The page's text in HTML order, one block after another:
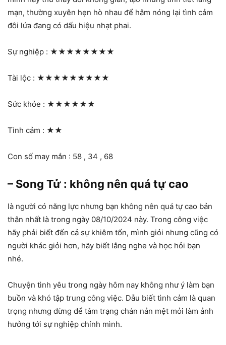
mạn, thường xuyên hẹn hò nhau để hâm nóng lại tình cảm
đôi lứa đang có dấu hiệu nhạt phai.
Sự nghiệp : ★★★★★★★★
Tài lộc : ★★★★★★★★★
Sức khỏe : ★★★★★★
Tình cảm : ★★
Con số may mắn : 58 , 34 , 68
– Song Tử : không nên quá tự cao
là người có năng lực nhưng bạn không nên quá tự cao bản
thân nhất là trong ngày 08/10/2024 này. Trong công việc
hãy phải biết đến cả sự khiêm tốn, mình giỏi nhưng cũng có
người khác giỏi hơn, hãy biết lắng nghe và học hỏi bạn
nhé.
Chuyện tình yêu trong ngày hôm nay không như ý làm bạn
buồn và khó tập trung công việc. Dẫu biết tình cảm là quan
trọng nhưng đừng để tâm trạng chán nản mệt mỏi làm ảnh
hưởng tới sự nghiệp chính mình.